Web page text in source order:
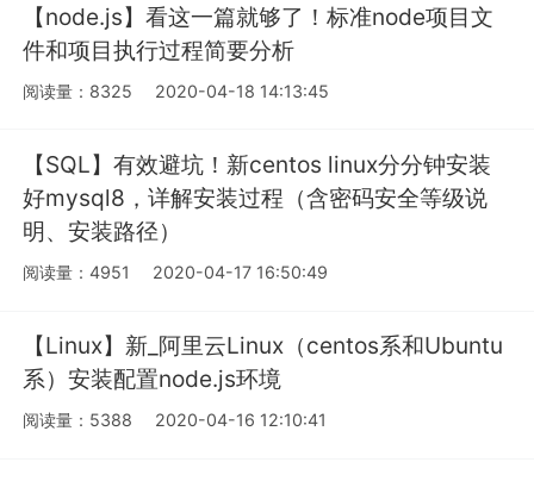
【node.js】看这一篇就够了！标准node项目文
件和项目执行过程简要分析
阅读量：8325 2020-04-18 14:13:45
【SQL】有效避坑！新centos linux分分钟安装
好mysql8，详解安装过程（含密码安全等级说
明、安装路径）
阅读量：4951 2020-04-17 16:50:49
【Linux】新_阿里云Linux（centos系和Ubuntu
系）安装配置node.js环境
阅读量：5388 2020-04-16 12:10:41